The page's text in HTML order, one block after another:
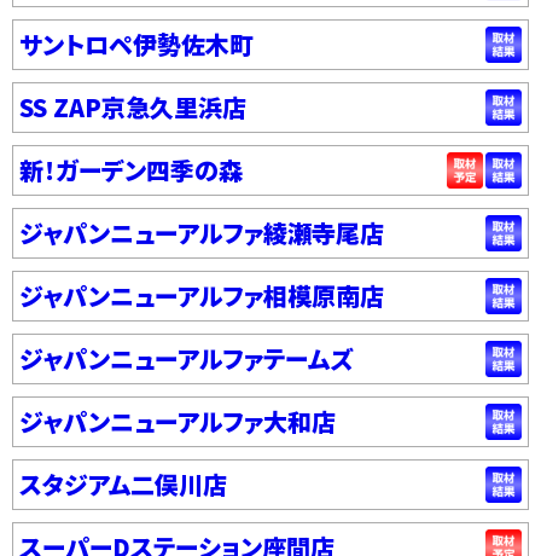
サントロペ伊勢佐木町
SS ZAP京急久里浜店
新！ガーデン四季の森
ジャパンニューアルファ綾瀬寺尾店
ジャパンニューアルファ相模原南店
ジャパンニューアルファテームズ
ジャパンニューアルファ大和店
スタジアム二俣川店
スーパーDステーション座間店